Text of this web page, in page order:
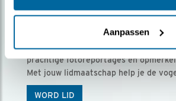
Aanpassen
Ontvang 5 x Vogels voor €
Vogels is het tijdschrift voor onze
prachtige fotoreportages en
Met jouw lidmaatschap help je de
WORD LID